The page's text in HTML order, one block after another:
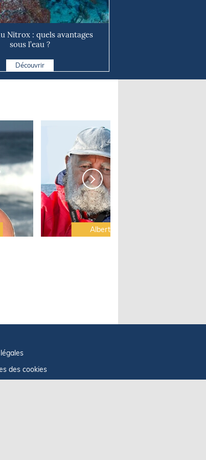
Nitrox : quels avantages
sous l’eau ?
Découvrir
Albert Brel
des cookies